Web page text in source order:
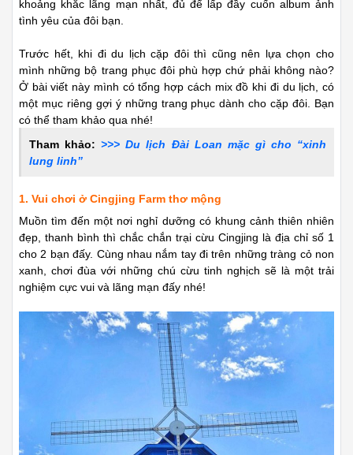
khoảng khắc lãng mạn nhất, đủ để lấp đầy cuốn album ảnh
tình yêu của đôi bạn.
Trước hết, khi đi du lịch cặp đôi thì cũng nên lựa chọn cho
mình những bộ trang phục đôi phù hợp chứ phải không nào?
Ở bài viết này mình có tổng hợp cách mix đồ khi đi du lịch, có
một mục riêng gợi ý những trang phục dành cho cặp đôi. Bạn
có thể tham khảo qua nhé!
Tham khảo: >>> Du lịch Đài Loan mặc gì cho “xinh
lung linh”
1. Vui chơi ở Cingjing Farm thơ mộng
Muồn tìm đến một nơi nghỉ dưỡng có khung cảnh thiên nhiên
đẹp, thanh bình thì chắc chắn trại cừu Cingjing là địa chỉ số 1
cho 2 bạn đấy. Cùng nhau nắm tay đi trên những tràng cỏ non
xanh, chơi đùa với những chú cừu tinh nghịch sẽ là một trải
nghiệm cực vui và lãng mạn đấy nhé!